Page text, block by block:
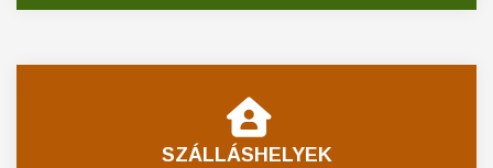
SZÁLLÁSHELYEK